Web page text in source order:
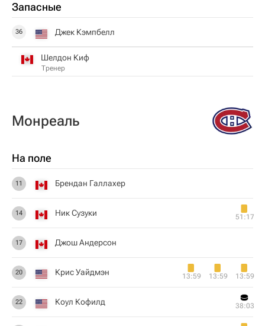
Запасные
36 Джек Кэмпбелл
Шелдон Киф
Тренер
Монреаль
На поле
11 Брендан Галлахер
14 Ник Сузуки 51:17
17 Джош Андерсон
20 Крис Уайдмэн 13:59 13:59 13:59
22 Коул Кофилд 38:03